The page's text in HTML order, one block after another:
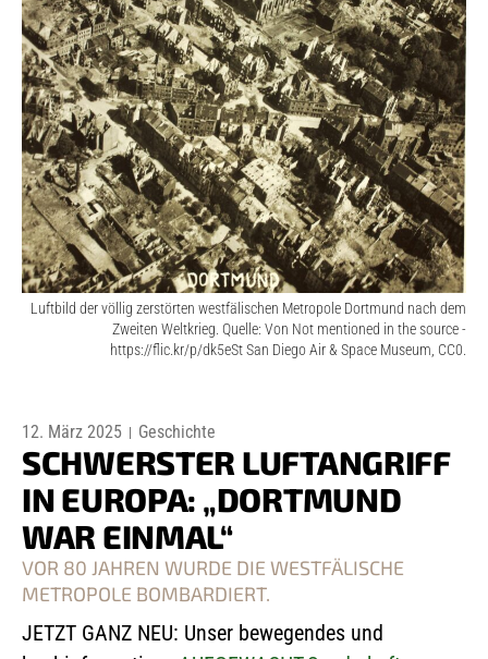
Luftbild der völlig zerstörten westfälischen Metropole Dortmund nach dem
Zweiten Weltkrieg. Quelle: Von Not mentioned in the source -
https://flic.kr/p/dk5eSt San Diego Air & Space Museum, CC0.
12. März 2025 Geschichte
SCHWERSTER LUFTANGRIFF
IN EUROPA: „DORTMUND
WAR EINMAL“
VOR 80 JAHREN WURDE DIE WESTFÄLISCHE
METROPOLE BOMBARDIERT.
JETZT GANZ NEU: Unser bewegendes und